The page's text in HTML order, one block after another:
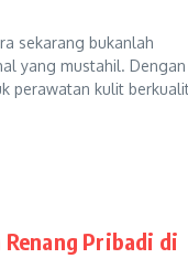
sekarang bukanlah
yang mustahil. Dengan
perawatan kulit
Pribadi di